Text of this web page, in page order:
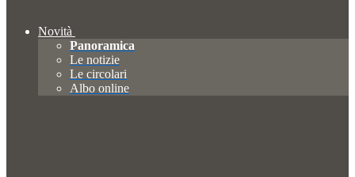
Novità
Panoramica
Le notizie
Le circolari
Albo online